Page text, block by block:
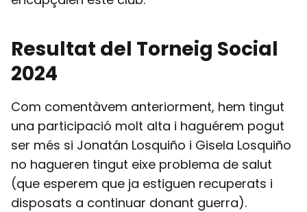
Resultat del Torneig Social
2024
Com comentàvem anteriorment, hem tingut
una participació molt alta i haguérem pogut
ser més si Jonatán Losquiño i Gisela Losquiño
no hagueren tingut eixe problema de salut
(que esperem que ja estiguen recuperats i
disposats a continuar donant guerra).